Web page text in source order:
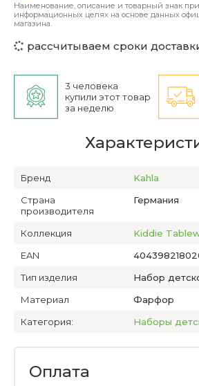
Наименование, описание и товарный знак
информационных целях на основе данных
магазина.
рассчитываем сроки
3 человека
купили этот товар
за неделю
Бренд
Kahla
Страна
производителя
Германия
Коллекция
Kiddie
EAN
Тип изделия
Набор
Материал
Фарфор
Категория:
Наборы
Оплата